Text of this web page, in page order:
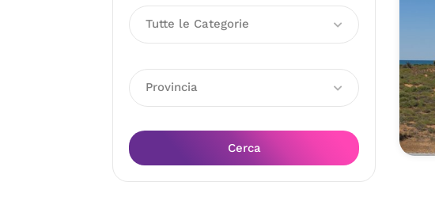
Tutte le Categorie
Provincia
Cerca